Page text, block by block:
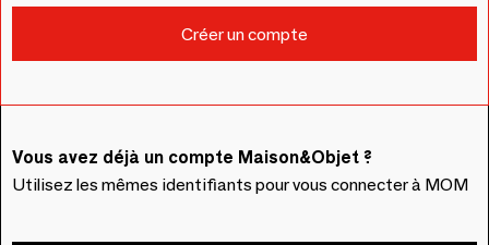
Vous avez déjà un compte Maison&Objet ?
Utilisez les mêmes identifiants pour vous connecter à MOM